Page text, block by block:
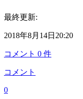
最終更新:
2018年8月14日20:20
コメント 0 件
コメント
0